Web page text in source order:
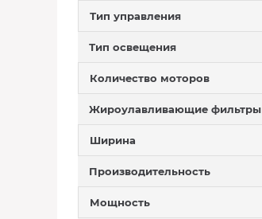
Тип управления
Тип освещения
Количество моторов
Жироулавливающие фильтры
Ширина
Производительность
Мощность